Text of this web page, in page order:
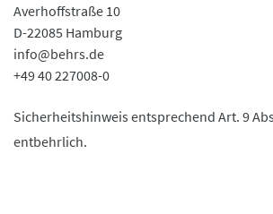
Averhoffstraße 10
D-22085 Hamburg
info@behrs.de
+49 40 227008-0
Sicherheitshinweis entsprechend Art. 9
entbehrlich.